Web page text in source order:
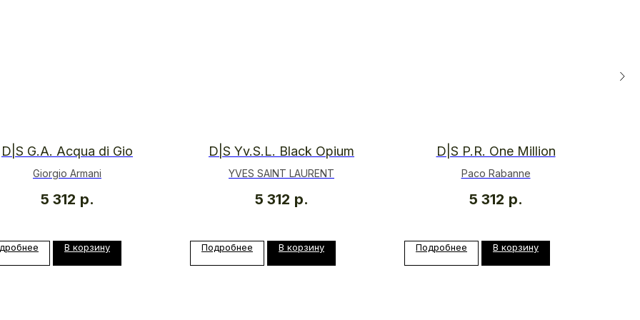
D|S G.A. Acqua di Gio
Giorgio Armani
5 312 р.
В корзину
D|S Yv.S.L. Black Opium
YVES SAINT LAURENT
5 312 р.
Подробнее В корзину
D|S P.R. One Million
Paco Rabanne
5 312 р.
Подробнее В корзину